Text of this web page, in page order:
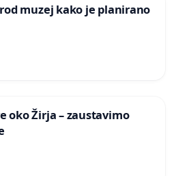
muzej kako je planirano
oko Žirja – zaustavimo